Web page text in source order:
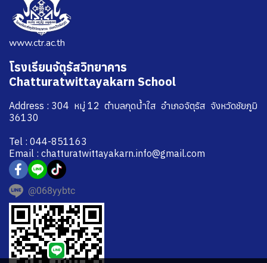
www.ctr.ac.th
โรงเรียนจัตุรัสวิทยาคาร
Chatturatwittayakarn School
Address : 304 หมู่ 12 ตำบลกุดน้ำใส อำเภอจัตุรัส จังหวัดชัยภูมิ
36130
Tel : 044-851163
Email : chatturatwittayakarn.info@gmail.com
@068yybtc